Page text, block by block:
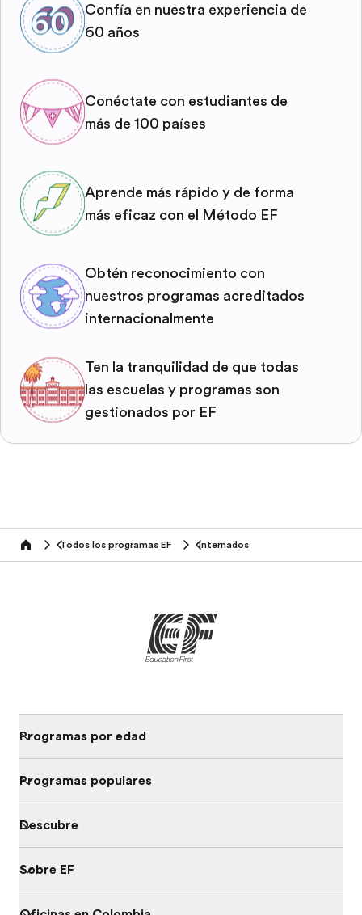
Confía en nuestra experiencia de
60 años
Conéctate con estudiantes de
más de 100 países
Aprende más rápido y de forma
más eficaz con el Método EF
Obtén reconocimiento con
nuestros programas acreditados
internacionalmente
Ten la tranquilidad de que todas
las escuelas y programas son
gestionados por EF
home Todos los programas EF Internados
Programas por edad
Programas populares
Descubre
Sobre EF